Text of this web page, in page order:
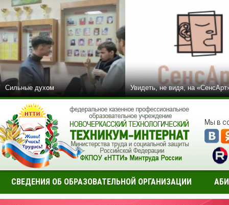
Сильные духом Увидеть, не видя, на
Мы в
СВЕДЕНИЯ ОБ ОБРАЗОВАТЕЛЬНОЙ ОРГАНИЗАЦИИ